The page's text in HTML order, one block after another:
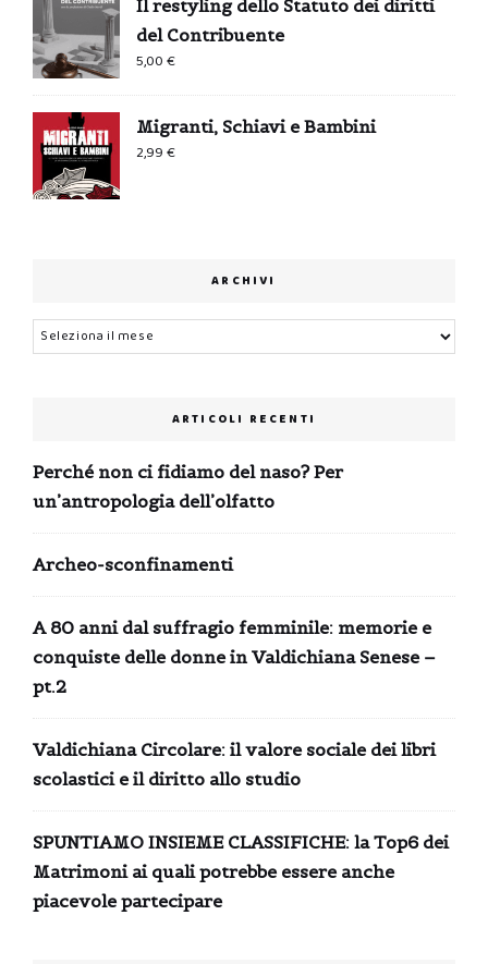
Il restyling dello Statuto dei diritti
del Contribuente
5,00€
Migranti, Schiavi e Bambini
2,99€
ARCHIVI
Archivi
ARTICOLI RECENTI
Perché non ci fidiamo del naso? Per
un’antropologia dell’olfatto
Archeo-sconfinamenti
A 80 anni dal suffragio femminile: memorie e
conquiste delle donne in Valdichiana Senese –
pt.2
Valdichiana Circolare: il valore sociale dei libri
scolastici e il diritto allo studio
SPUNTIAMO INSIEME CLASSIFICHE: la Top6 dei
Matrimoni ai quali potrebbe essere anche
piacevole partecipare